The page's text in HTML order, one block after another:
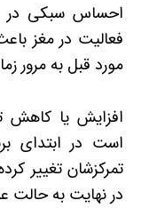
احساس سبکی در
فعالیت در مغز
مورد قبل به مرور
افزایش یا کاهش
است در ابتدای
تمرکزشان تغییر
در نهایت به حالت